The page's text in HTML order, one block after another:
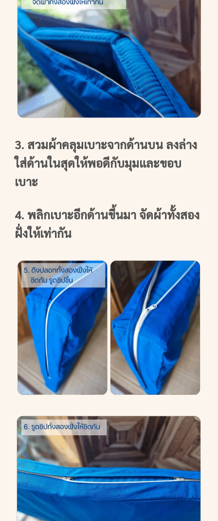
3. สวมผ้าคลุมเบาะจากด้านบน ลงล่าง
ใส่ด้านในสุดให้พอดีกับมุมและขอบ
เบาะ
4. พลิกเบาะอีกด้านขี้นมา จัดผ้าทั้งสอง
ฝั่งให้เท่ากัน